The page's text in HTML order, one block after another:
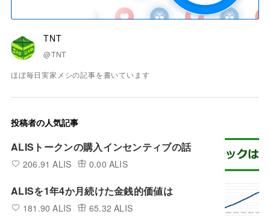
TNT
@TNT
ほぼ毎日実家メシの記事を書いています
投稿者の人気記事
ALISトークンの購入インセンティブの話
206.91 ALIS 0.00 ALIS
ALISを1年4か月続けた金銭的価値は
181.90 ALIS 65.32 ALIS